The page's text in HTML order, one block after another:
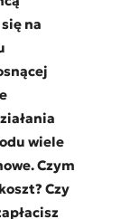
na
wiele
Czym
Czy